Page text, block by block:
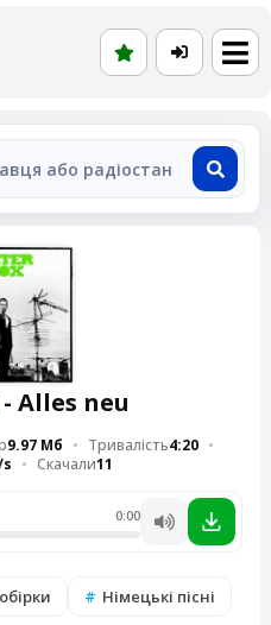
Alles neu
9.97 Мб Тривалість4:20
Скачали11
0:00
Німецькі пісні